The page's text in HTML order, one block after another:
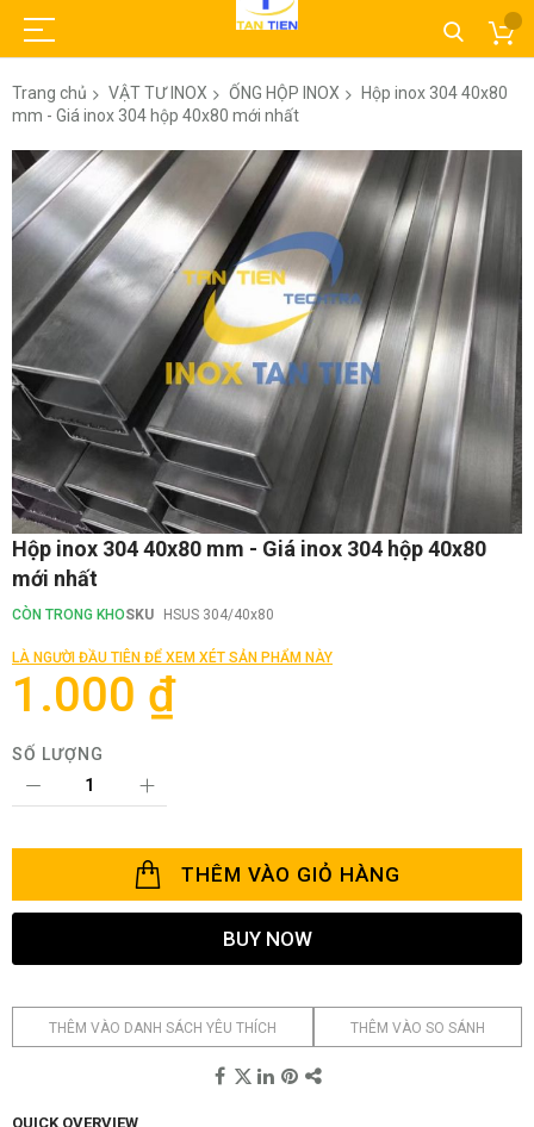
Trang chủ VẬT TƯ INOX ỐNG HỘP INOX
Hộp inox 304 40x80
mm - Giá inox 304 hộp 40x80 mới nhất
Chuyển
đến
phần
đầu
của
hình
ảnh
Chuyển
đến
phần
đầu
của
thư
viện
hình
Hộp inox 304 40x80 mm - Giá inox 304 hộp 40x80
mới nhất
CÒN TRONG KHOSKU HSUS 304/40x80
LÀ NGƯỜI ĐẦU TIÊN ĐỂ XEM XÉT SẢN PHẨM NÀY
1.000 ₫
SỐ LƯỢNG
THÊM VÀO GIỎ HÀNG
BUY NOW
THÊM VÀO DANH SÁCH YÊU THÍCH THÊM VÀO SO SÁNH
QUICK OVERVIEW